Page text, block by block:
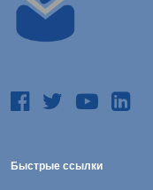
Быстрые ссылки